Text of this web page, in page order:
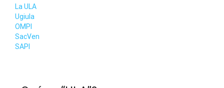
La ULA
Ugiula
OMPI
SacVen
SAPI